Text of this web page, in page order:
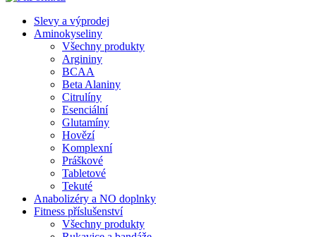
Slevy a výprodej
Aminokyseliny
Všechny produkty
Argininy
BCAA
Beta Alaniny
Citrulíny
Esenciální
Glutamíny
Hovězí
Komplexní
Práškové
Tabletové
Tekuté
Anabolizéry a NO doplnky
Fitness příslušenství
Všechny produkty